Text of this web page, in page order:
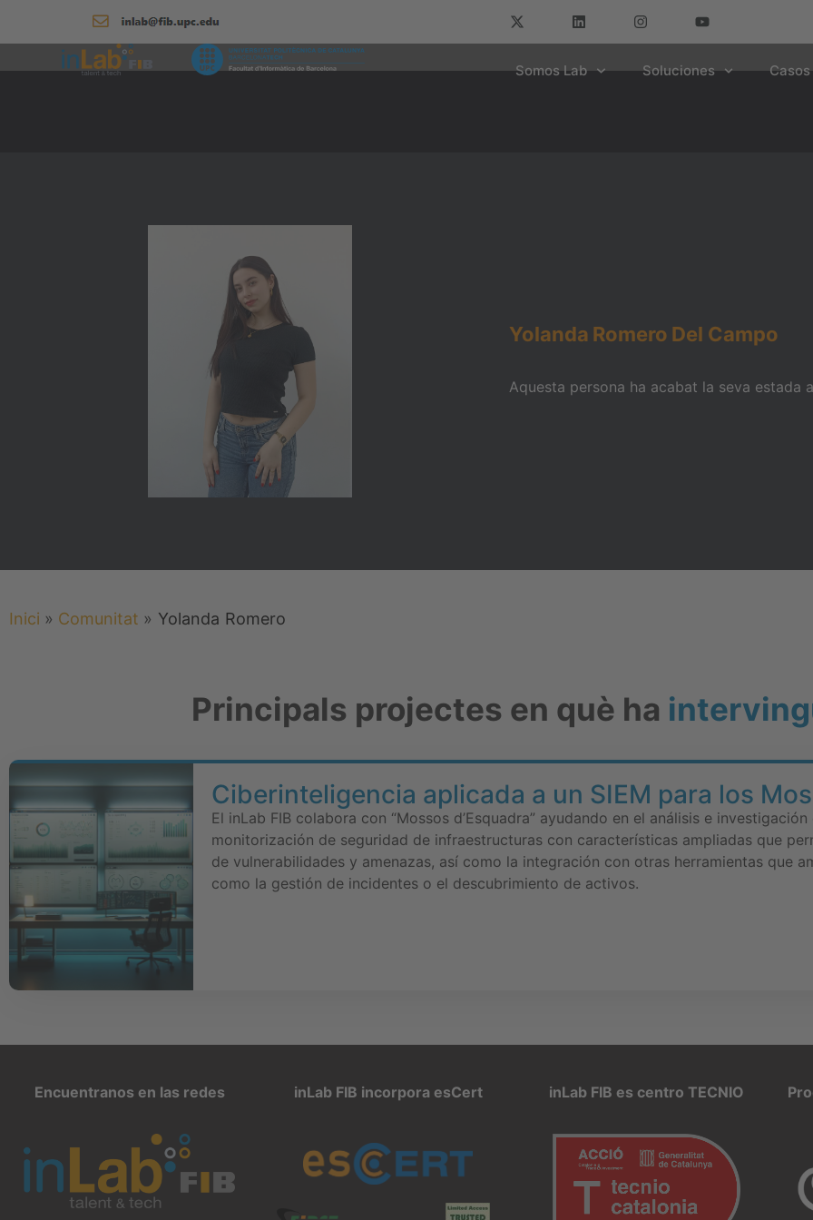
Somos Lab Soluciones
Yolanda Romero Del Campo
Aquesta persona ha acabat la seva estada
Inici » Comunitat » Yolanda Romero
Principals projectes en què ha
Ciberinteligencia aplicada a un SIEM para los
El inLab FIB colabora con “Mossos d’Esquadra” ayudando en el análisis e
monitorización de seguridad de infraestructuras con características ampliadas que
de vulnerabilidades y amenazas, así como la integración con otras herramientas que
como la gestión de incidentes o el descubrimiento de activos.
Encuentranos en las redes inLab FIB incorpora esCert inLab FIB es centro TECNIO